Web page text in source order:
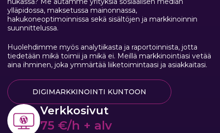
ylläpidossa, maksetussa mainonnassa,
hakukoneoptimoinnissa sekä sisältöjen ja markkinoinnin
suunnittelussa.
Huolehdimme myös analytiikasta ja raportoinnista, jotta
tiedetään mikä toimii ja mikä ei. Meillä markkinointiasi vetää
aina ihminen, joka ymmärtää liiketoimintaasi ja asiakkaitasi.
DIGIMARKKINOINTI KUNTOON
Verkkosivut
75 €/h + alv